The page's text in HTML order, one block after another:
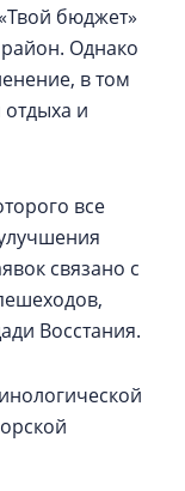
бюджет»
Однако
в том
отдыха и
все
связано с
Восстания.